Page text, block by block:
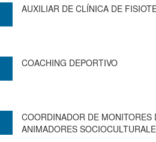
AUXILIAR DE CLÍNICA DE
COACHING DEPORTIVO
COORDINADOR DE
ANIMADORES